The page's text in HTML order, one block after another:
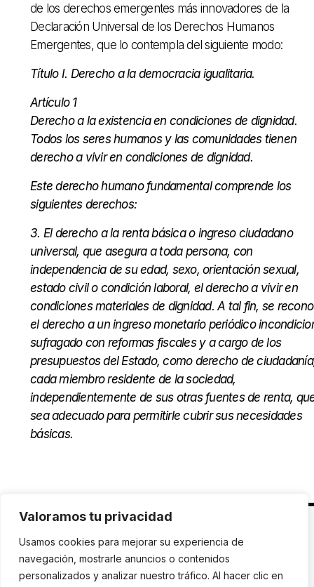
Valoramos tu privacidad
Usamos cookies para mejorar su experiencia de
navegación, mostrarle anuncios o contenidos
personalizados y analizar nuestro tráfico. Al hacer clic en
de los derechos emergentes más innovadores de la
Declaración Universal de los Derechos Humanos
Emergentes, que lo contempla del siguiente modo:
Título I. Derecho a la democracia igualitaria.
Artículo 1
Derecho a la existencia en condiciones de dignidad.
Todos los seres humanos y las comunidades tienen
derecho a vivir en condiciones de dignidad.
Este derecho humano fundamental comprende los
siguientes derechos:
3. El derecho a la renta básica o ingreso ciudadano
universal, que asegura a toda persona, con
independencia de su edad, sexo, orientación sexual,
estado civil o condición laboral, el derecho a vivir en
condiciones materiales de dignidad. A tal fin, se
el derecho a un ingreso monetario periódico
sufragado con reformas fiscales y a cargo de los
presupuestos del Estado, como derecho de
cada miembro residente de la sociedad,
independientemente de sus otras fuentes de renta,
sea adecuado para permitirle cubrir sus necesidades
básicas.
C. Avinyó 44, 2n | 08002 Barcelona |
T.: +34 93
119 03 72|institut@idhc.org
© Institut de Drets Humans de Catalunya.